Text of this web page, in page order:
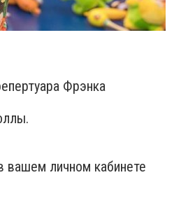
Фрэнка
вашем личном кабинете